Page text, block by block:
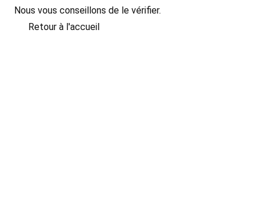
Nous vous conseillons de le vérifier.
Retour à l'accueil